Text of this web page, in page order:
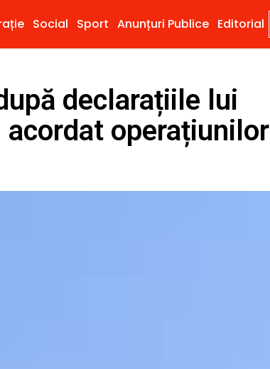
Social Sport Anunțuri Publice Editorial
declarațiile lui
operațiunilor